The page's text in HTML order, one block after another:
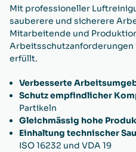
Mit professioneller
sauberere und sicherere
Mitarbeitende und
erfüllt.
Verbesserte
Schutz empfindlicher
Partikeln
Gleichmässig hohe
Einhaltung technischer
ISO 16232 und VDA 19